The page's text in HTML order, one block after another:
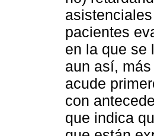
pacientes
en la que se
aun así,
acude
con
que indica